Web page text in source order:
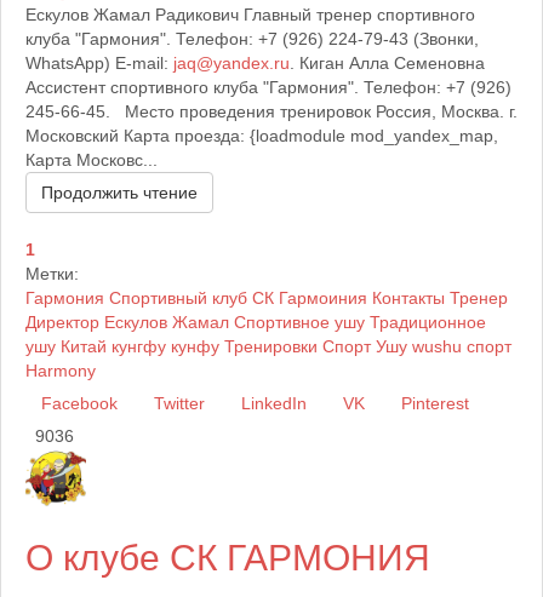
Ескулов Жамал Радикович Главный тренер спортивного
клуба "Гармония". Телефон: +7 (926) 224-79-43 (Звонки,
WhatsApp) E-mail: jaq@yandex.ru . Киган Алла Семеновна
Ассистент спортивного клуба "Гармония". Телефон: +7 (926)
245-66-45. Место проведения тренировок Россия, Москва. г.
Московский Карта проезда: {loadmodule mod_yandex_map,
Карта Московс...
Продолжить чтение
1
Метки:
Гармония Спортивный клуб СК Гармоиния Контакты Тренер
Директор Ескулов Жамал Спортивное ушу Традиционное
ушу Китай кунгфу кунфу Тренировки Спорт Ушу wushu спорт
Harmony
Facebook
Twitter LinkedIn VK
Pinterest
9036
О клубе СК ГАРМОНИЯ